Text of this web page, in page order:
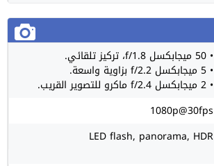
• 50 ميجابكسل f/1.8، تركيز تلقائي.
• 5 ميجابكسل f/2.2 بزاوية واسعة.
• 2 ميجابكسل f/2.4 ماكرو للتصوير القريب.
1080p@30fps
LED flash, panorama, HDR